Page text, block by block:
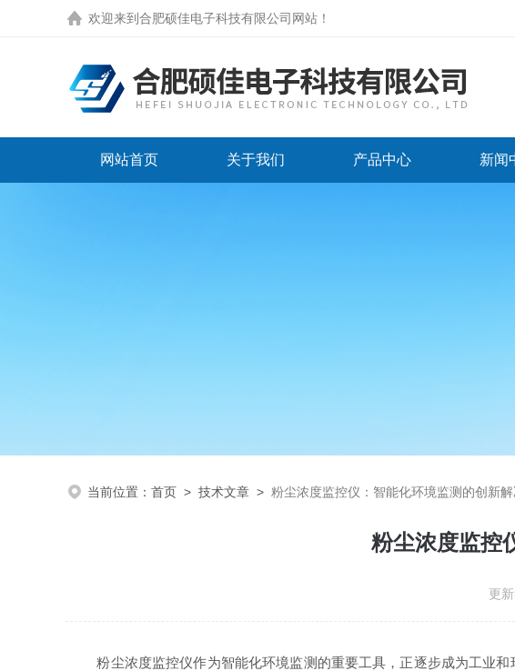
欢迎来到 合肥硕佳电子科技有限公司网站 ！
网站首页 关于我们 产品中心 新闻
当前位置： 首页 > 技术文章 > 粉尘浓度监控仪：智能化环境监测的创新
粉尘浓度监控
更
粉尘浓度监控仪作为智能化环境监测的重要工具，正逐步成为工业和